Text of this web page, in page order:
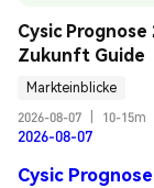
Cysic
Zukunft Guide
Markteinblicke
2026-08-07
10-15m
2026-08-07
Cysic